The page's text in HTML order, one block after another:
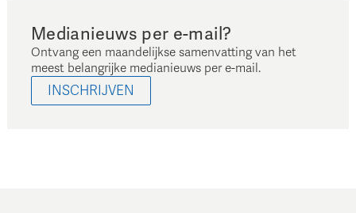
Medianieuws per e-mail?
Ontvang een maandelijkse samenvatting van het
meest belangrijke medianieuws per e-mail.
INSCHRIJVEN